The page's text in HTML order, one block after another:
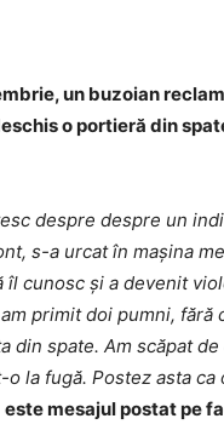
un buzoian
o portieră din
despre despre un
s-a urcat în mașina
îl cunosc și a devenit
primit doi pumni, fără
din spate. Am scăpat
o la fugă. Postez asta
este mesajul postat pe